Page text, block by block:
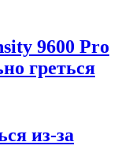
9600 Pro
греться
из-за